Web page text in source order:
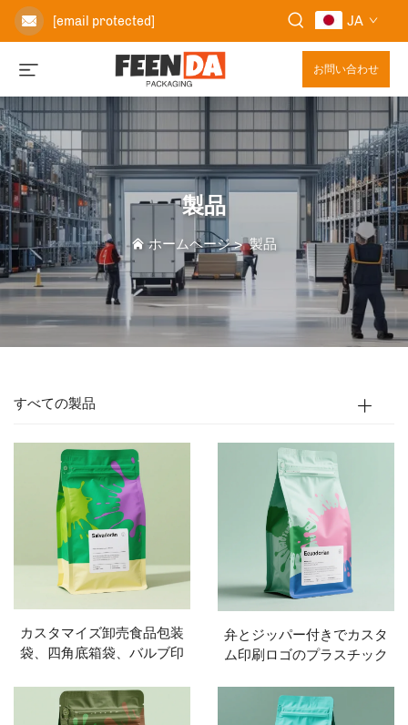
[email protected] JA
お問い合わせ
製品
ホームページ>製品
すべての製品
カスタマイズ卸売食品包装
袋、四角底箱袋、バルブ印
コーヒーバッグ
弁とジッパー付きでカスタ
ム印刷ロゴのプラスチック
ッグ包装